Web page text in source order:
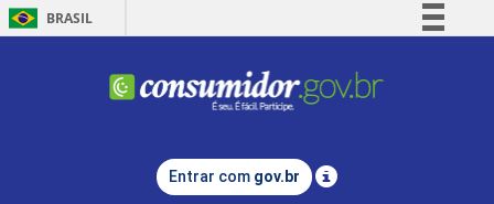
BRASIL
Comunica BR
Legislação
Entrar com gov.br